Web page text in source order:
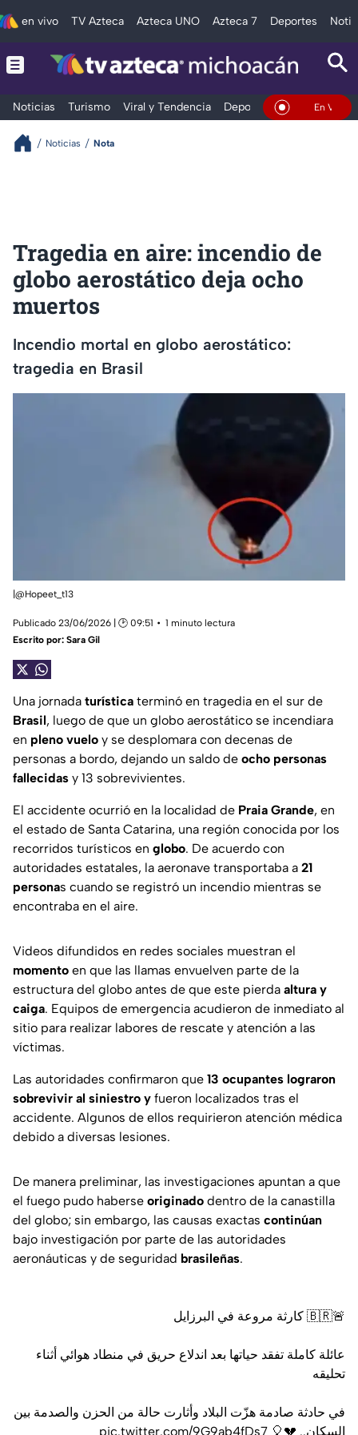
en vivo TV Azteca Azteca UNO Azteca 7 Deportes
Noticias Turismo Viral y Tendencia Deportes Espectáculos
En Vivo
Noticias Nota
Tragedia en aire: incendio de
globo aerostático deja ocho
muertos
Incendio mortal en globo aerostático:
tragedia en Brasil
|@Hopeet_t13
Publicado 23/06/2026 | 🕑 09:51
1 minuto lectura
Escrito por: Sara Gil
Una jornada turística terminó en tragedia en el sur de
Brasil, luego de que un globo aerostático se incendiara
en pleno vuelo y se desplomara con decenas de
personas a bordo, dejando un saldo de ocho personas
fallecidas y 13 sobrevivientes.
El accidente ocurrió en la localidad de Praia Grande, en
el estado de Santa Catarina, una región conocida por los
recorridos turísticos en globo. De acuerdo con
autoridades estatales, la aeronave transportaba a 21
personas cuando se registró un incendio mientras se
encontraba en el aire.
Videos difundidos en redes sociales muestran el
momento en que las llamas envuelven parte de la
estructura del globo antes de que este pierda altura y
caiga. Equipos de emergencia acudieron de inmediato al
sitio para realizar labores de rescate y atención a las
víctimas.
Las autoridades confirmaron que 13 ocupantes lograron
sobrevivir al siniestro y fueron localizados tras el
accidente. Algunos de ellos requirieron atención médica
debido a diversas lesiones.
De manera preliminar, las investigaciones apuntan a que
el fuego pudo haberse originado dentro de la canastilla
del globo; sin embargo, las causas exactas continúan
bajo investigación por parte de las autoridades
aeronáuticas y de seguridad brasileñas.
🚨🇧🇷 كارثة مروعة في البرزايل
عائلة كاملة تفقد حياتها بعد اندلاع حريق في منطاد هوائي أثناء
تحليقه
في حادثة صادمة هزّت البلاد وأثارت حالة من الحزن والصدمة بين
السكان.. 💔🎈 pic.twitter.com/9G9ab4fDs7